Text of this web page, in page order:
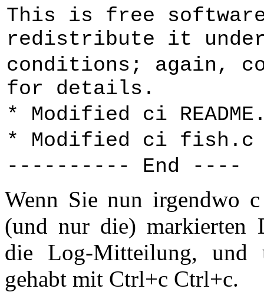
This is free
redistribute it
conditions; again,
for details.
* Modified ci
* Modified ci fish.c
---------- End ----
Wenn Sie nun irgendwo
(und nur die) markierten
die Log-Mitteilung, und
gehabt mit Ctrl+c Ctrl+c.